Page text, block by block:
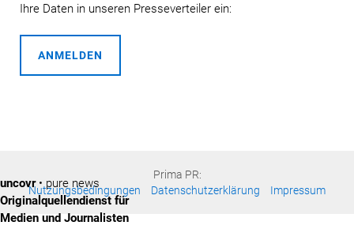
Ihre Daten in unseren Presseverteiler ein:
ANMELDEN
Prima PR:
Nutzungsbedingungen
Datenschutzerklärung Impressum
uncovr• pure news
Originalquellendienst für
Medien und Journalisten